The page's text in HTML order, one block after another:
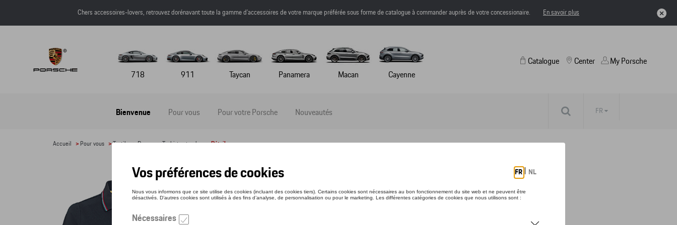
Chers accessoires-lovers, retrouvez dorénavant toute la gamme d’accessoires de votre marque préférée sous forme de catalogue à commander auprès de votre concessionaire. En savoir plus
718 911 Taycan Panamera Macan Cayenne
Catalogue
Bienvenue Pour vous Pour votre Porsche Nouveautés
Center My Porsche
FR
Accueil > Pour vous >Textile >Dames >T-shirts et polos > Détail
POLO-SHIRT - MARTINI RACING - XL
Référence: WAP5510XL0P0MR